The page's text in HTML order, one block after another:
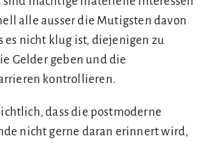
alle ausser die Mutigsten davon
es nicht klug ist, diejenigen zu
Gelder geben und die
kontrollieren.
dass die postmoderne
nicht gerne daran erinnert wird,